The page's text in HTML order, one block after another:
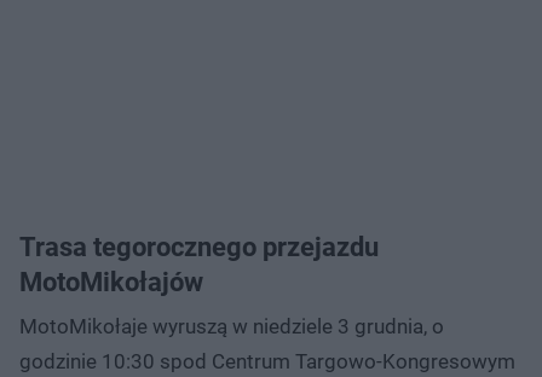
Trasa tegorocznego przejazdu
MotoMikołajów
MotoMikołaje wyruszą w niedziele 3 grudnia, o
godzinie 10:30 spod Centrum Targowo-Kongresowym